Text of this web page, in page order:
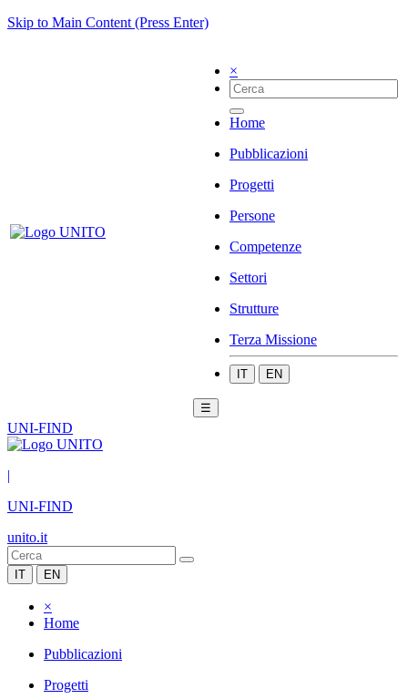
Skip to Main Content (Press Enter)
×
Home
Pubblicazioni
Progetti
Persone
Competenze
Settori
Strutture
Terza Missione
IT EN
☰
UNI-FIND
|
UNI-FIND
unito.it
IT EN
×
Home
Pubblicazioni
Progetti